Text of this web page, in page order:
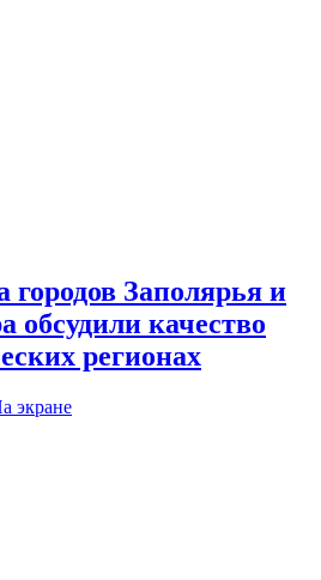
городов Заполярья и
обсудили качество
регионах
экране